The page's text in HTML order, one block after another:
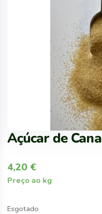
Açúcar de Cana
4,20 €
Preço ao kg
Esgotado